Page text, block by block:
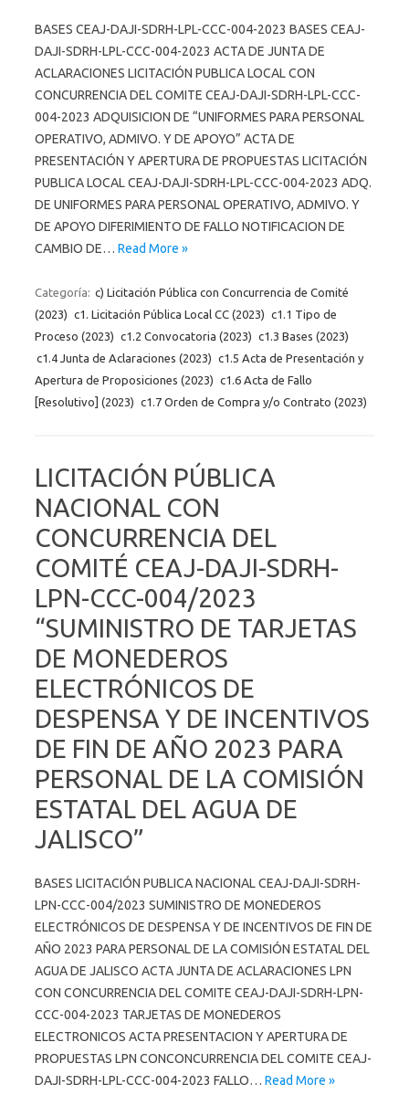
BASES CEAJ-DAJI-SDRH-LPL-CCC-004-2023 BASES CEAJ-
DAJI-SDRH-LPL-CCC-004-2023 ACTA DE JUNTA DE
ACLARACIONES LICITACIÓN PUBLICA LOCAL CON
CONCURRENCIA DEL COMITE CEAJ-DAJI-SDRH-LPL-CCC-
004-2023 ADQUISICION DE “UNIFORMES PARA PERSONAL
OPERATIVO, ADMIVO. Y DE APOYO” ACTA DE
PRESENTACIÓN Y APERTURA DE PROPUESTAS LICITACIÓN
PUBLICA LOCAL CEAJ-DAJI-SDRH-LPL-CCC-004-2023 ADQ.
DE UNIFORMES PARA PERSONAL OPERATIVO, ADMIVO. Y
DE APOYO DIFERIMIENTO DE FALLO NOTIFICACION DE
CAMBIO DE… Read More »
Categoría: c) Licitación Pública con Concurrencia de Comité
(2023) c1. Licitación Pública Local CC (2023) c1.1 Tipo de
Proceso (2023) c1.2 Convocatoria (2023) c1.3 Bases (2023)
c1.4 Junta de Aclaraciones (2023) c1.5 Acta de Presentación y
Apertura de Proposiciones (2023) c1.6 Acta de Fallo
[Resolutivo] (2023) c1.7 Orden de Compra y/o Contrato (2023)
LICITACIÓN PÚBLICA
NACIONAL CON
CONCURRENCIA DEL
COMITÉ CEAJ-DAJI-SDRH-
LPN-CCC-004/2023
“SUMINISTRO DE TARJETAS
DE MONEDEROS
ELECTRÓNICOS DE
DESPENSA Y DE INCENTIVOS
DE FIN DE AÑO 2023 PARA
PERSONAL DE LA COMISIÓN
ESTATAL DEL AGUA DE
JALISCO”
BASES LICITACIÓN PUBLICA NACIONAL CEAJ-DAJI-SDRH-
LPN-CCC-004/2023 SUMINISTRO DE MONEDEROS
ELECTRÓNICOS DE DESPENSA Y DE INCENTIVOS DE FIN DE
AÑO 2023 PARA PERSONAL DE LA COMISIÓN ESTATAL DEL
AGUA DE JALISCO ACTA JUNTA DE ACLARACIONES LPN
CON CONCURRENCIA DEL COMITE CEAJ-DAJI-SDRH-LPN-
CCC-004-2023 TARJETAS DE MONEDEROS
ELECTRONICOS ACTA PRESENTACION Y APERTURA DE
PROPUESTAS LPN CONCONCURRENCIA DEL COMITE CEAJ-
DAJI-SDRH-LPL-CCC-004-2023 FALLO… Read More »